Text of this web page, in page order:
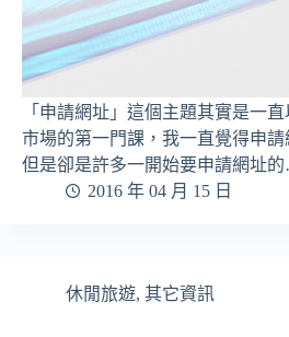
「申請網址」這個主題其實是一
市場的第一門課，我一直覺得申請
但是卻是許多一開始要申請網址
2016 年 04 月 15 日
休閒旅遊, 其它資訊